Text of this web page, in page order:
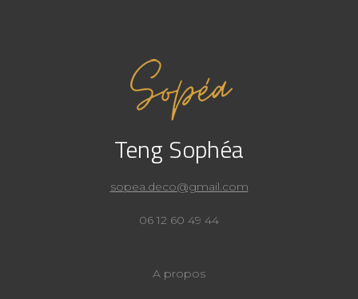
Teng Sophéa
sopea.deco@gmail.com
06 12 60 49 44
A propos